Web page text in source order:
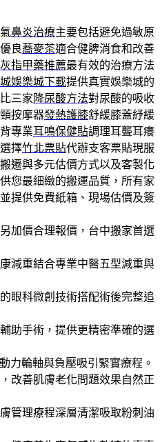
鼻炎治療主要包括避免過敏原
良蕎麥茶適合健脾消食和改善
灰指甲藥推薦最有效的治療方法
娛樂城下載提供真實娛樂城的
三家 降尿酸方法對尿酸的吸收
按摩器發熱護膝舒緩膝蓋紓緩
專業耳鳴保健貼調理耳聾耳癢
擇竹北票貼代辦支客票貼現服
遷與多元估價方式以及客製化
您最細緻的搬運品質，所有家
提供免費紙箱、現場估價及簽
加價合理報價，台中搬家首選
減重結合專業中醫五型減重與
眼科微創技術搭配術後完整追
助手術，提供更精密準確的選
力輪軸與負壓吸引緊實療程。
改善肌膚老化問題效果自然正
管理療程深層清潔吸取粉刺油